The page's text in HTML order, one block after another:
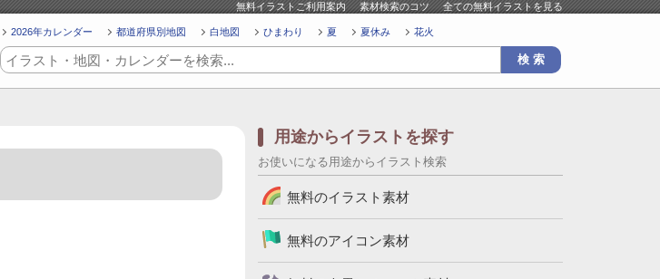
無料イラストご利用案内 素材検索のコツ 全ての無料イラストを見る
2026年カレンダー 都道府県別地図 白地図 ひまわり 夏 夏休み 花火
用途からイラストを探す
お使いになる用途からイラスト検索
無料のイラスト素材
無料のアイコン素材